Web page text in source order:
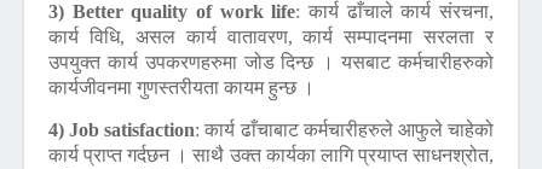
3) Better quality of work life:कार्य ढाँचाले कार्य संरचना,
कार्य विधि, असल कार्य वातावरण, कार्य सम्पादनमा सरलता र
उपयुक्त कार्य उपकरणहरुमा जोड दिन्छ । यसबाट कर्मचारीहरुको
कार्यजीवनमा गुणस्तरीयता कायम हुन्छ ।
4) Job satisfaction:कार्य ढाँचाबाट कर्मचारीहरुले आफुले चाहेको
कार्य प्राप्त गर्दछन । साथै उक्त कार्यका लागि प्रयाप्त साधनश्रोत,